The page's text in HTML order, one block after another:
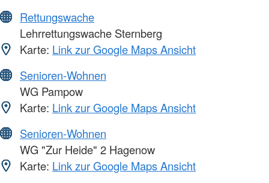
Rettungswache
Lehrrettungswache Sternberg
Karte: Link zur Google Maps Ansicht
Senioren-Wohnen
WG Pampow
Karte: Link zur Google Maps Ansicht
Senioren-Wohnen
WG "Zur Heide" 2 Hagenow
Karte: Link zur Google Maps Ansicht